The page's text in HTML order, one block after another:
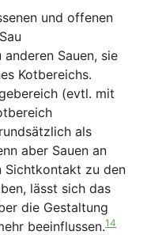
und offenen
Sauen, sie
Kotbereichs.
(evtl. mit
als
aber Sauen an
Sichtkontakt zu den
lässt sich das
die Gestaltung
beeinflussen.14